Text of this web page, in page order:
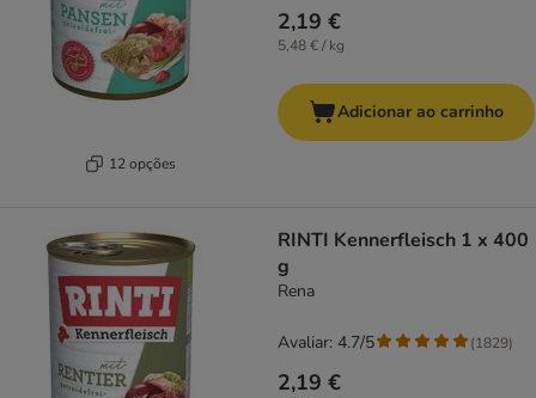
12 opções
2,19 €
5,48 € / kg
Adicionar ao carrinho
RINTI Kennerfleisch 1 x 400
g
Rena
2,19 €
Avaliar: 4.7/5 (1829)